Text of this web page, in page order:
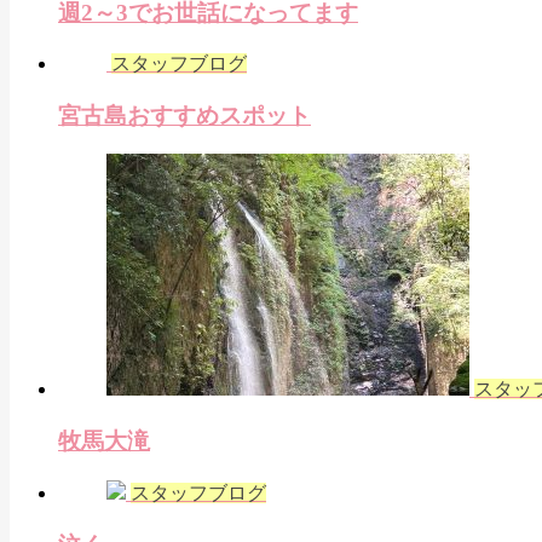
週2～3でお世話になってます
スタッフブログ
宮古島おすすめスポット
スタッ
牧馬大滝
スタッフブログ